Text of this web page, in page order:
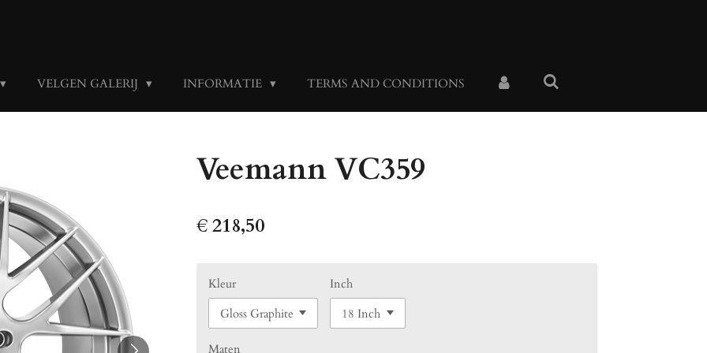
VELGEN GALERIJ INFORMATIE TERMS AND CONDITIONS
Veemann VC359
€ 218,50
Kleur Inch
Maten